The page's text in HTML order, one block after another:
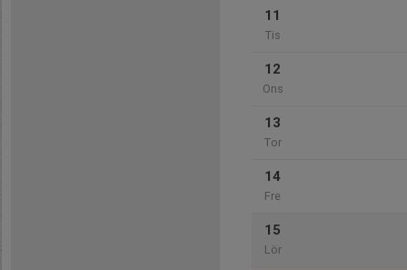
11
Tis
12
Ons
13
Tor
14
Fre
15
Lör